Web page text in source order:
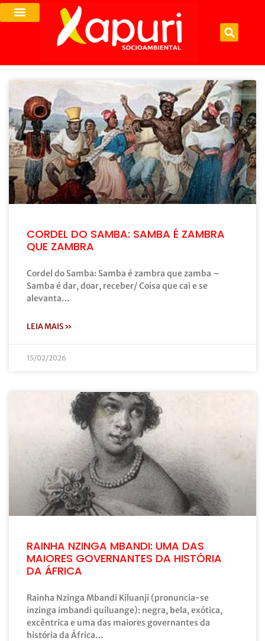
CORDEL DO SAMBA: SAMBA É ZAMBRA
QUE ZAMBRA
Cordel do Samba: Samba é zambra que zamba –
Samba é dar, doar, receber/ Coisa que cai e se
alevanta…
LEIA MAIS »
15/02/2026
RAINHA NZINGA MBANDI: UMA DAS
MAIORES GOVERNANTES DA HISTÓRIA
DA ÁFRICA
Rainha Nzinga Mbandi Kiluanji (pronuncia-se
inzinga imbandi quiluange): negra, bela, exótica,
excêntrica e uma das maiores governantes da
história da África…